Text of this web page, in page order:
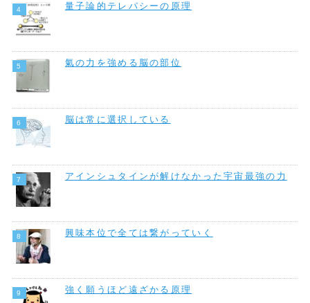
量子論的テレパシーの原理
氣の力を強める脳の部位
脳は常に選択している
アインシュタインが解けなかった宇宙最強の力
興味本位で全ては繋がっていく
強く願うほど遠ざかる原理